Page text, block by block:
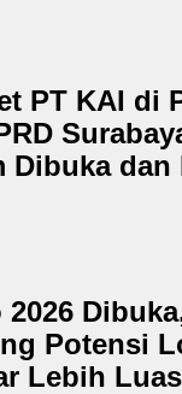
PT KAI di
Dibuka
Potensi
Lebih Luas